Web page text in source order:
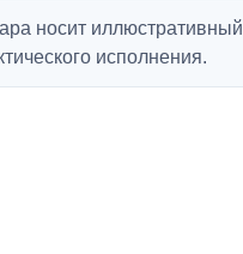
носит
исполнения.